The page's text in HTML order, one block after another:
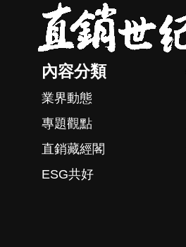
內容分類
業界動態
專題觀點
直銷藏經閣
ESG共好